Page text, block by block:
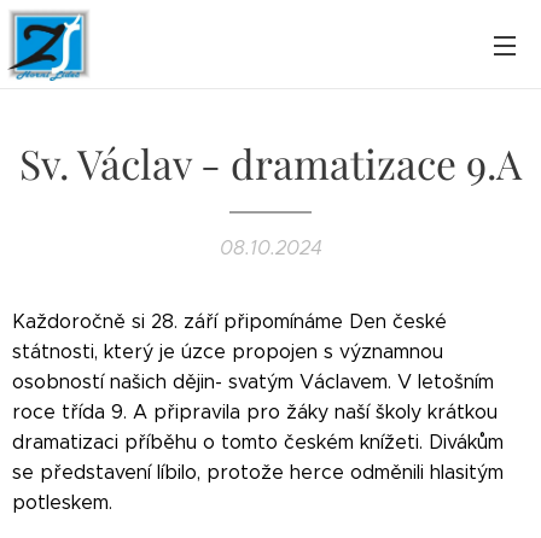
Sv. Václav - dramatizace 9.A
08.10.2024
Každoročně si 28. září připomínáme Den české
státnosti, který je úzce propojen s významnou
osobností našich dějin- svatým Václavem. V letošním
roce třída 9. A připravila pro žáky naší školy krátkou
dramatizaci příběhu o tomto českém knížeti. Divákům
se představení líbilo, protože herce odměnili hlasitým
potleskem.